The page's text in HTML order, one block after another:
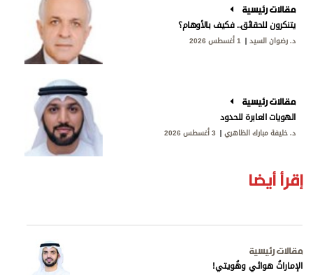
مقالات رئيسية
يتنكرون للحقائق.. فكيف بالأوهام؟
د. رضوان السيد 1 أغسطس 2026
مقالات رئيسية
الهويات العابرة للحدود
د. خليفة مبارك الظاهري 3 أغسطس 2026
إقرأ أيضا
مقالات رئيسية
الإماراتُ هوائي وهُويتي!